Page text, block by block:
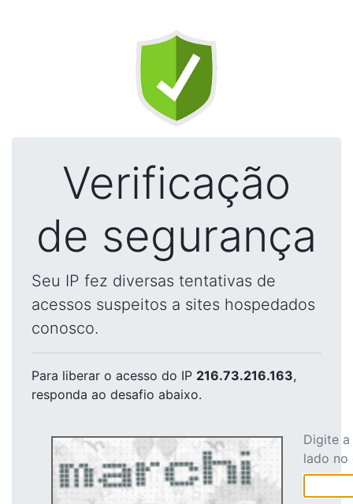
Verificação
de segurança
Seu IP fez diversas tentativas de
acessos suspeitos a sites hospedados
conosco.
Para liberar o acesso do IP 216.73.216.163,
responda ao desafio abaixo.
Digite
lado no